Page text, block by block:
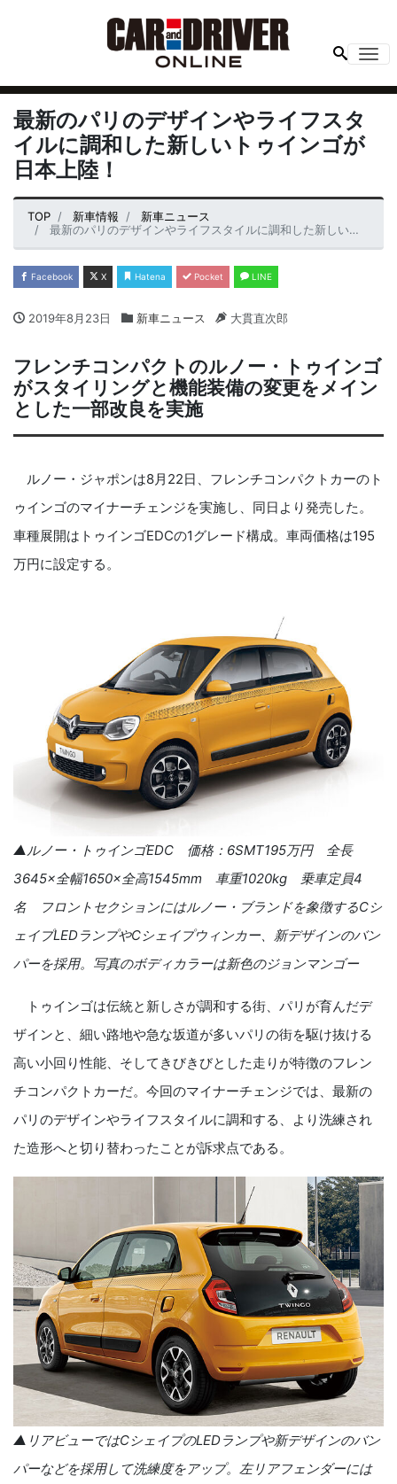
最新のパリのデザインやライフスタ
イルに調和した新しいトゥインゴが
日本上陸！
TOP 新車情報
新車ニュース
最新のパリのデザインやライフスタイルに調和した新しいトゥインゴが日本上陸！
Facebook X Hatena Pocket LINE
2019年8月23日 新車ニュース 大貫直次郎
フレンチコンパクトのルノー・トゥインゴ
がスタイリングと機能装備の変更をメイン
とした一部改良を実施
ルノー・ジャポンは8月22日、フレンチコンパクトカーのト
ゥインゴのマイナーチェンジを実施し、同日より発売した。
車種展開はトゥインゴEDCの1グレード構成。車両価格は195
万円に設定する。
▲ルノー・トゥインゴEDC 価格： 6SMT195万円 全長
3645×全幅1650×全高1545mm 車重1020kg 乗車定員4
名 フロントセクションにはルノー・ブランドを象徴するCシ
ェイプLEDランプやCシェイプウィンカー、新デザインのバン
パーを採用。写真のボディカラーは新色のジョンマンゴー
トゥインゴは伝統と新しさが調和する街、パリが育んだデ
ザインと、細い路地や急な坂道が多いパリの街を駆け抜ける
高い小回り性能、そしてきびきびとした走りが特徴のフレン
チコンパクトカーだ。今回のマイナーチェンジでは、最新の
パリのデザインやライフスタイルに調和する、より洗練され
た造形へと切り替わったことが訴求点である。
▲リアビューではCシェイプのLEDランプや新デザインのバン
パーなどを採用して洗練度をアップ。左リアフェンダーには